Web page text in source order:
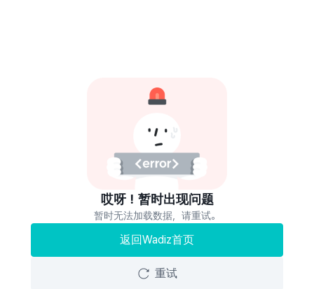
哎呀！暂时出现问题
暂时无法加载数据，请重试。
返回Wadiz首页
重试